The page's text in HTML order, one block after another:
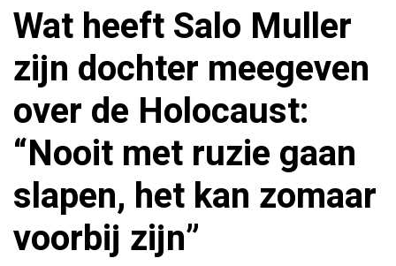
Wat heeft Salo Muller
zijn dochter meegeven
over de Holocaust:
“Nooit met ruzie gaan
slapen, het kan zomaar
voorbij zijn”